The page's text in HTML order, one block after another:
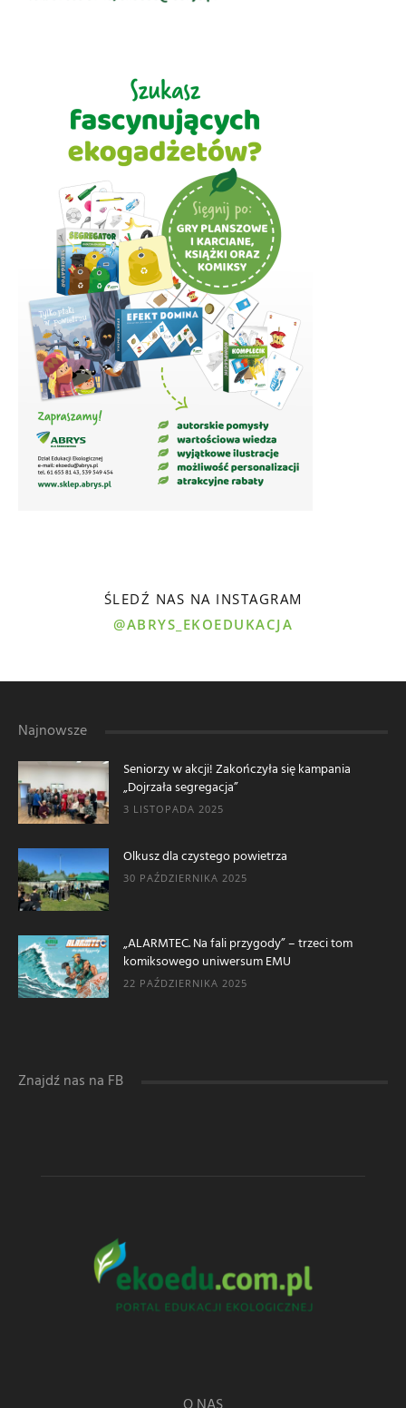
ŚLEDŹ NAS NA INSTAGRAM
@ABRYS_EKOEDUKACJA
Najnowsze
Seniorzy w akcji! Zakończyła się kampania
„Dojrzała segregacja”
3 LISTOPADA 2025
Olkusz dla czystego powietrza
30 PAŹDZIERNIKA 2025
„ALARMTEC. Na fali przygody” – trzeci tom
komiksowego uniwersum EMU
22 PAŹDZIERNIKA 2025
Znajdź nas na FB